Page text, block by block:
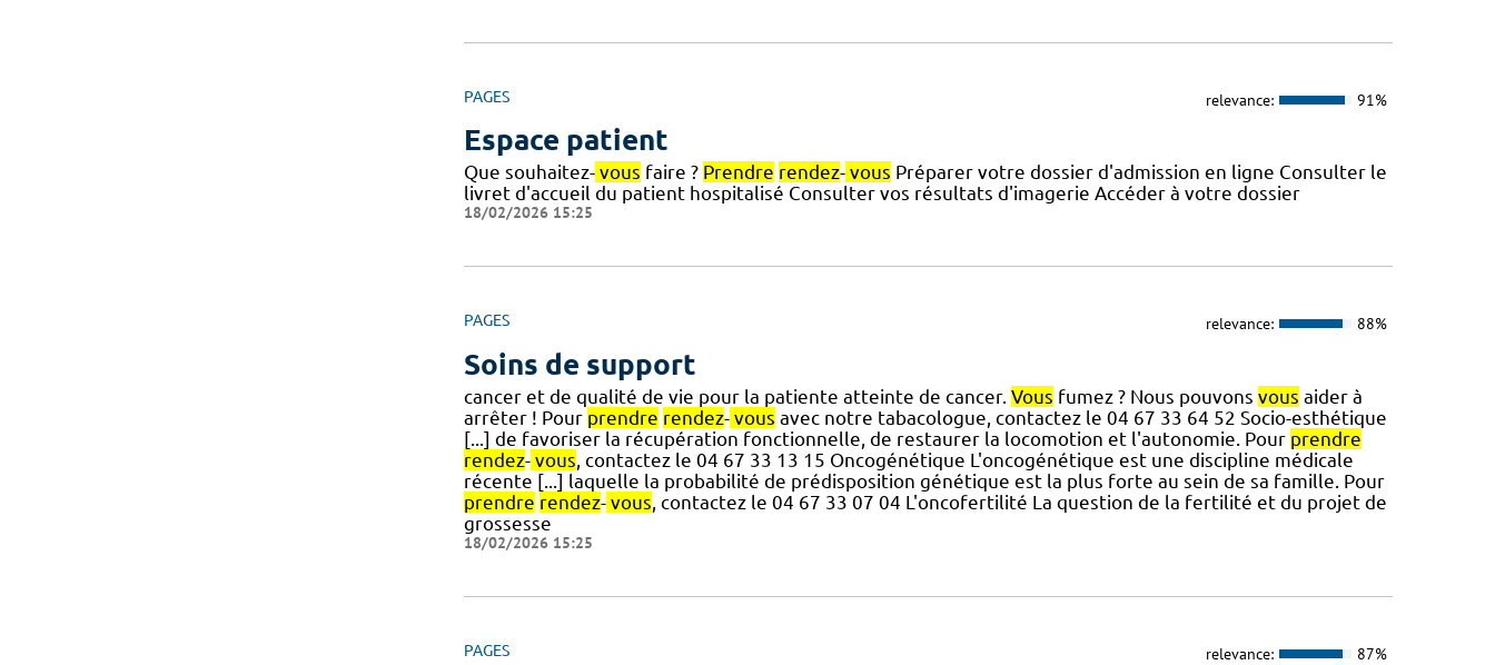
PAGES relevance: 91%
Espace patient
Que souhaitez- vous faire ? Prendre rendez- vous Préparer votre dossier d'admission en ligne Consulter le
livret d'accueil du patient hospitalisé Consulter vos résultats d'imagerie Accéder à votre dossier
18/02/2026 15:25
PAGES relevance: 88%
Soins de support
cancer et de qualité de vie pour la patiente atteinte de cancer. Vous fumez ? Nous pouvons vous aider à
arrêter ! Pour prendre rendez- vous avec notre tabacologue, contactez le 04 67 33 64 52 Socio-esthétique
[...] de favoriser la récupération fonctionnelle, de restaurer la locomotion et l'autonomie. Pour prendre
rendez- vous, contactez le 04 67 33 13 15 Oncogénétique L'oncogénétique est une discipline médicale
récente [...] laquelle la probabilité de prédisposition génétique est la plus forte au sein de sa famille. Pour
prendre rendez- vous, contactez le 04 67 33 07 04 L'oncofertilité La question de la fertilité et du projet de
grossesse
18/02/2026 15:25
PAGES relevance: 87%